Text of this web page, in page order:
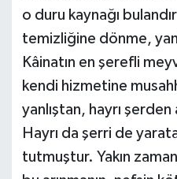
o duru kaynağı
temizliğine dönme,
Kâinatın en şerefli
kendi hizmetine
yanlıştan, hayrı
Hayrı da şerri de
tutmuştur. Yakın